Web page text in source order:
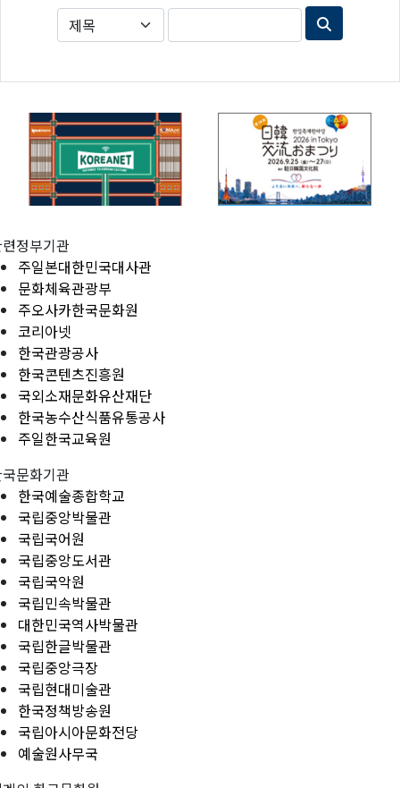
정부기관
주일본대한민국대사관
문화체육관광부
주오사카한국문화원
코리아넷
한국관광공사
한국콘텐츠진흥원
국외소재문화유산재단
한국농수산식품유통공사
주일한국교육원
문화기관
한국예술종합학교
국립중앙박물관
국립국어원
국립중앙도서관
국립국악원
국립민속박물관
대한민국역사박물관
국립한글박물관
국립중앙극장
국립현대미술관
한국정책방송원
국립아시아문화전당
예술원사무국